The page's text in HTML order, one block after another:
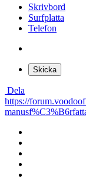
Skrivbord
Surfplatta
Telefon
Skicka
Dela
https://